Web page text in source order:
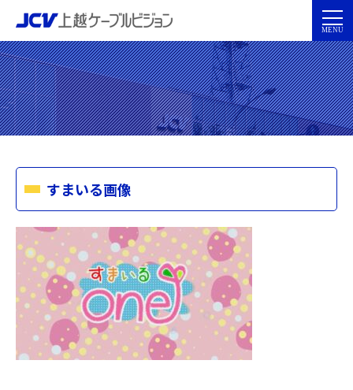
すまいる画像